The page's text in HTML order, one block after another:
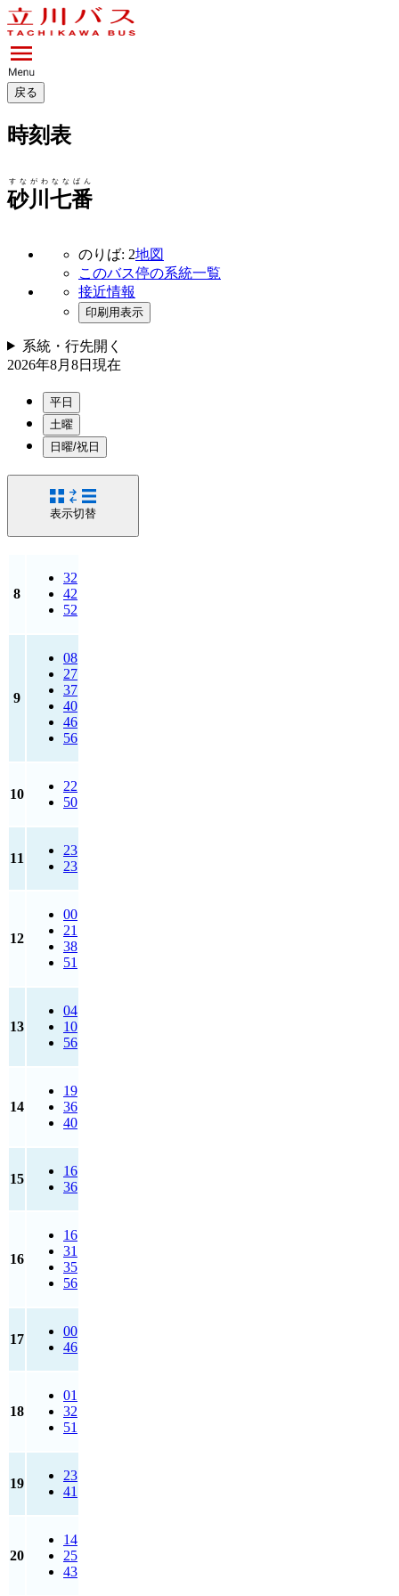
戻る
時刻表
砂川七番
すながわななばん
のりば: 2地図
このバス停の系統一覧
接近情報
印刷用表示
系統・行先開く
2026年8月8日 現在
平日
土曜
日曜/祝日
表示切替
8
32
42
52
9
08
27
37
40
46
56
10
22
50
11
23
23
12
00
21
38
51
13
04
10
56
14
19
36
40
15
16
36
16
16
31
35
56
17
00
46
18
01
32
51
19
23
41
20
14
25
43